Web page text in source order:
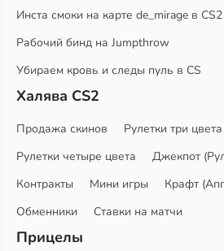
Инста смоки на карте de_mirage в CS2
Рабочий бинд на Jumpthrow
Убираем кровь и следы пуль в CS
Халява CS2
Продажа скинов
Рулетки три цвета
Рулетки четыре цвета
Джекпот
Контракты
Мини игры Крафт
Обменники
Ставки на матчи
Прицелы